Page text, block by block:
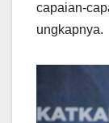
capaian-
ungkapnya.